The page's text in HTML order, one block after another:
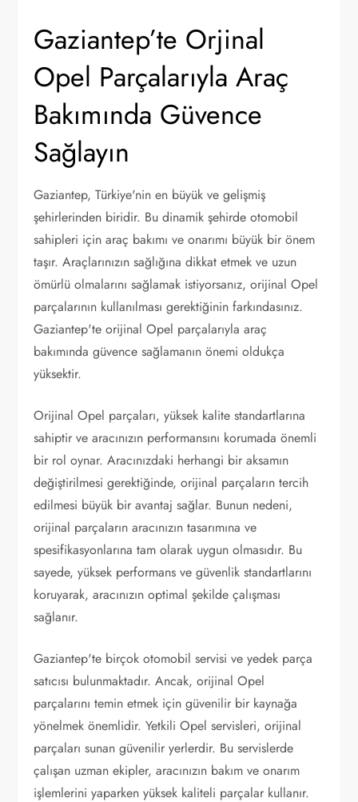
Gaziantep’te Orjinal
Opel Parçalarıyla Araç
Bakımında Güvence
Sağlayın
Gaziantep, Türkiye'nin en büyük ve gelişmiş
şehirlerinden biridir. Bu dinamik şehirde otomobil
sahipleri için araç bakımı ve onarımı büyük bir önem
taşır. Araçlarınızın sağlığına dikkat etmek ve uzun
ömürlü olmalarını sağlamak istiyorsanız, orijinal Opel
parçalarının kullanılması gerektiğinin farkındasınız.
Gaziantep'te orijinal Opel parçalarıyla araç
bakımında güvence sağlamanın önemi oldukça
yüksektir.
Orijinal Opel parçaları, yüksek kalite standartlarına
sahiptir ve aracınızın performansını korumada önemli
bir rol oynar. Aracınızdaki herhangi bir aksamın
değiştirilmesi gerektiğinde, orijinal parçaların tercih
edilmesi büyük bir avantaj sağlar. Bunun nedeni,
orijinal parçaların aracınızın tasarımına ve
spesifikasyonlarına tam olarak uygun olmasıdır. Bu
sayede, yüksek performans ve güvenlik standartlarını
koruyarak, aracınızın optimal şekilde çalışması
sağlanır.
Gaziantep'te birçok otomobil servisi ve yedek parça
satıcısı bulunmaktadır. Ancak, orijinal Opel
parçalarını temin etmek için güvenilir bir kaynağa
yönelmek önemlidir. Yetkili Opel servisleri, orijinal
parçaları sunan güvenilir yerlerdir. Bu servislerde
çalışan uzman ekipler, aracınızın bakım ve onarım
işlemlerini yaparken yüksek kaliteli parçalar kullanır.